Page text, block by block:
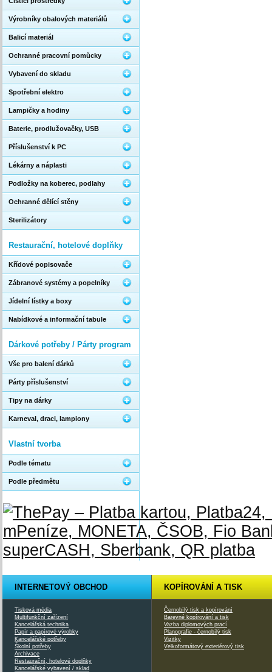
Výrobníky obalových materiálů
Balicí materiál
Ochranné pracovní pomůcky
Vybavení do skladu
Spotřební elektro
Lampičky a hodiny
Baterie, prodlužovačky, USB
Příslušenství k PC
Lékárny a náplasti
Podložky na koberec, podlahy
Ochranné dělící stěny
Sterilizátory
Restaurační, hotelové doplňky
Křídové popisovače
Zábranové systémy a popelníky
Jídelní lístky a boxy
Nabídkové a informační tabule
Dárkové potřeby / Párty program
Vše pro balení dárků
Párty příslušenství
Tipy na dárky
Karneval, draci, lampiony
Vlastní tvorba
Podle tématu
Podle předmětu
INTERNETOVÝ OBCHOD
Tisková média
Multifunkční zařízení
Kancelářská technika
Papír a papírové výrobky
Kancelářské potřeby
Školní potřeby
Archivace
Restaurační, hotelové doplňky
Kancelářské vybavení / sklad
KOPÍROVÁNÍ A TISK
Černobílý tisk a kopírování
Barevné kopírování a tisk
Vazba diplomových prací
Planografie - černobílý tisk
Vizitky
Velkoformátový exteriérový tisk